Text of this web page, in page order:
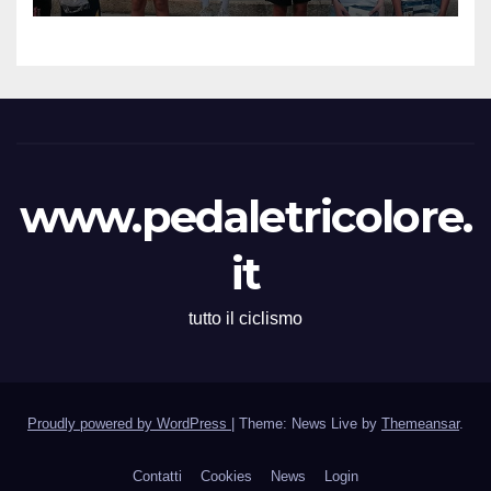
Martina Zavattero le neo
www.pedaletricolore.
it
tutto il ciclismo
Proudly powered by WordPress | Theme: News Live by Themeansar.
Contatti Cookies News Login